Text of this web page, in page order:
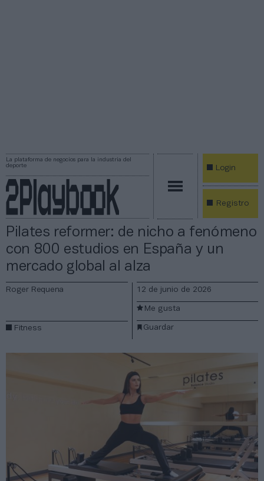
La plataforma de negocios para la industria del
deporte
Login
Registro
Pilates reformer: de nicho a fenómeno
con 800 estudios en España y un
mercado global al alza
Roger Requena
Fitness
12 de junio de 2026
Guardar
Me gusta